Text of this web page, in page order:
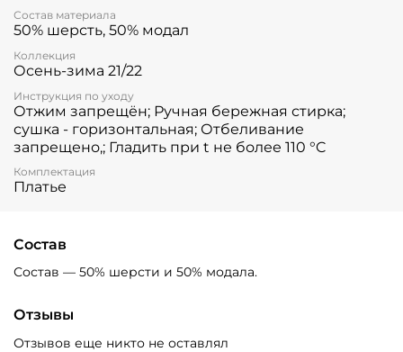
Состав материала
50% шерсть, 50% модал
Коллекция
Осень-зима 21/22
Инструкция по уходу
Отжим запрещён; Ручная бережная стирка;
сушка - горизонтальная; Отбеливание
запрещено,; Гладить при t не более 110 °C
Комплектация
Платье
Состав
Состав — 50% шерсти и 50% модала.
Отзывы
Отзывов еще никто не оставлял